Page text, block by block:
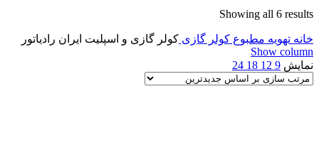
Showing all 6 results
latest
خانه تهویه مطبوع کولر گازی کولر گازی و اسپلیت ایران رادیاتور
Show column
نمایش 9
12
18
24